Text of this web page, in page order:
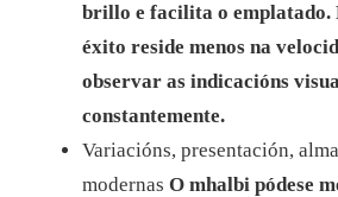
brillo e facilita o emplatado.
éxito reside menos na
observar as indicacións
constantemente.
Variacións, presentación,
modernas O mhalbi pódese